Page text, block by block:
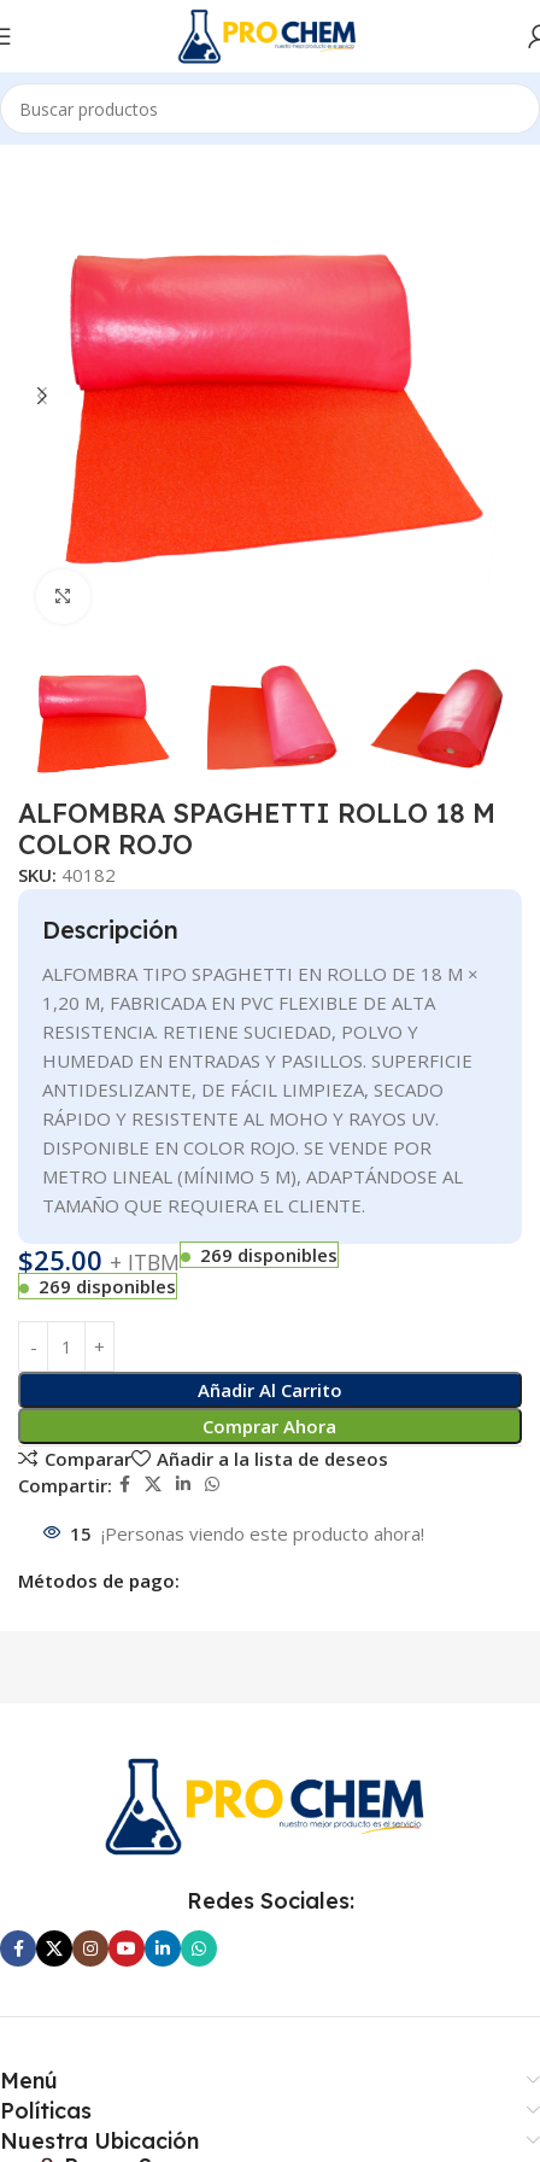
Inicio IMPLEMENTOS DE LIMPIEZA ACCESORIOS E INSUMOS
ALFOMBRA SPAGHETTI ROLLO 18 M
COLOR ROJO
SKU: 40182
Descripción
ALFOMBRA TIPO SPAGHETTI EN ROLLO DE 18 M ×
1,20 M, FABRICADA EN PVC FLEXIBLE DE ALTA
RESISTENCIA. RETIENE SUCIEDAD, POLVO Y
HUMEDAD EN ENTRADAS Y PASILLOS. SUPERFICIE
ANTIDESLIZANTE, DE FÁCIL LIMPIEZA, SECADO
RÁPIDO Y RESISTENTE AL MOHO Y RAYOS UV.
DISPONIBLE EN COLOR ROJO. SE VENDE POR
METRO LINEAL (MÍNIMO 5 M), ADAPTÁNDOSE AL
TAMAÑO QUE REQUIERA EL CLIENTE.
$25.00 + ITBM
269 disponibles
269 disponibles
Añadir Al Carrito
Comprar Ahora
Comparar
Añadir a la lista de deseos
Compartir:
15 ¡Personas viendo este producto ahora!
Métodos de pago:
Redes Sociales:
Menú
Políticas
Nuestra Ubicación